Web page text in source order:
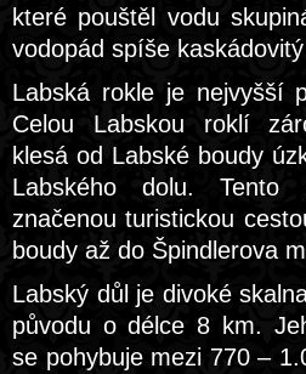
které pouštěl vodu
vodopád spíše
Labská rokle je nejvyšší
Celou Labskou roklí
klesá od Labské boudy
Labského dolu.
značenou turistickou
boudy až do Špindlerova
Labský důl je divoké
původu o délce 8 km.
se pohybuje mezi 770 –